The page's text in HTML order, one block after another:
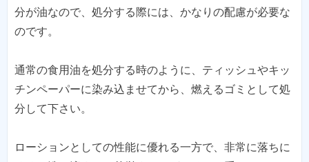
分が油なので、処分する際には、かなりの配慮が必要な
のです。
通常の食用油を処分する時のように、ティッシュやキッ
チンペーパーに染み込ませてから、燃えるゴミとして処
分して下さい。
ローションとしての性能に優れる一方で、非常に落ちに